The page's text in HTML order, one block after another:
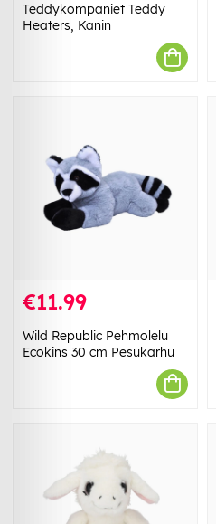
Teddykompaniet Teddy
Heaters, Kanin
€11.99
Wild Republic Pehmolelu
Ecokins 30 cm Pesukarhu